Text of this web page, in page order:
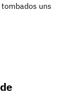
uns